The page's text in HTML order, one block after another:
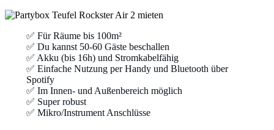
✅ Für Räume bis 100m²
✅ Du kannst 50-60 Gäste beschallen
✅ Akku (bis 16h) und Stromkabelfähig
✅ Einfache Nutzung per Handy und Bluetooth über
Spotify
✅ Im Innen- und Außenbereich möglich
✅ Super robust
✅ Mikro/Instrument Anschlüsse